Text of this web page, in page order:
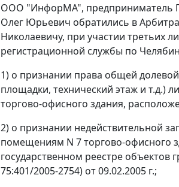
ООО "ИнфорМА", предприниматель
Олег Юрьевич обратились в
Николаевичу, при участии третьих
регистрационной службы по
1) о признании права общей
площадки, технический этаж и т.д.)
торгово-офисного здания,
2) о признании недействительной
помещениям N 7 торгово-офисного
государственном реестре объектов
75:401/2005-2754) от 09.02.2005 г.;